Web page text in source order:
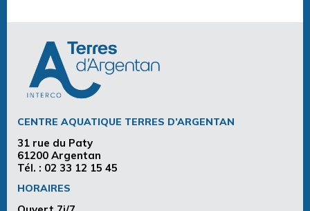
CENTRE AQUATIQUE TERRES D’ARGENTAN
31 rue du Paty
61200 Argentan
Tél. : 02 33 12 15 45
HORAIRES